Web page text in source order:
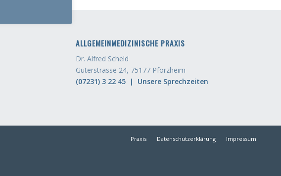
ALLGEMEINMEDIZINISCHE PRAXIS
Dr. Alfred Scheld
Güterstrasse 24, 75177 Pforzheim
(07231) 3 22 45 | Unsere Sprechzeiten
Praxis Datenschutzerklärung Impressum